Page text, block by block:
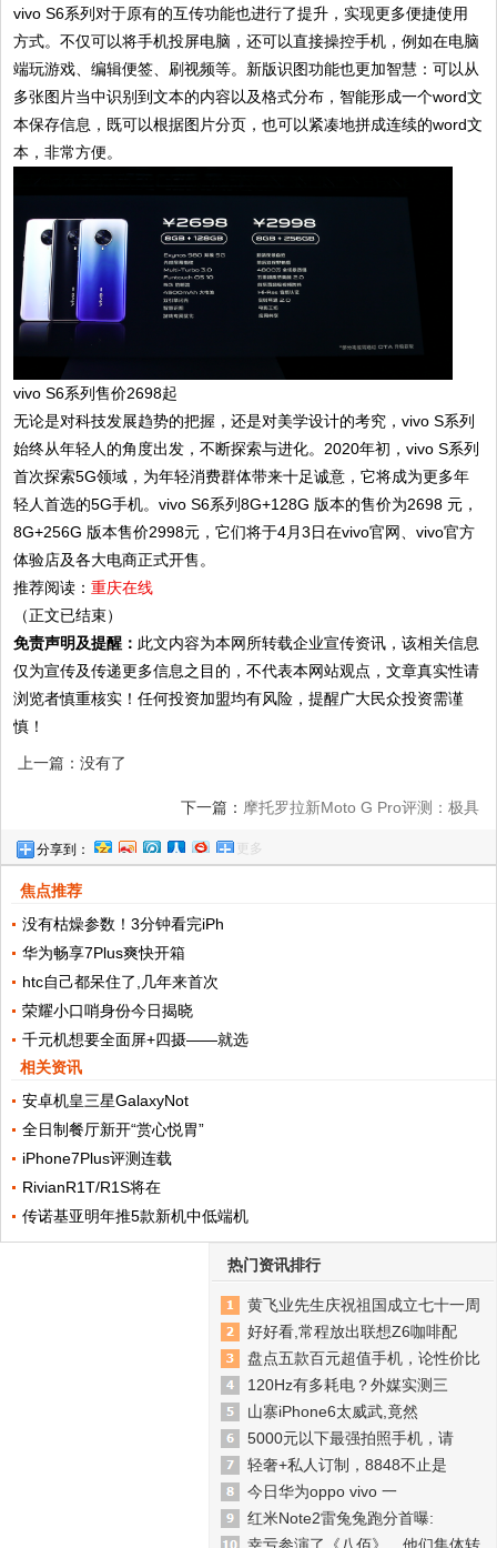
vivo S6系列对于原有的互传功能也进行了提升，实现更多便捷使用
方式。不仅可以将手机投屏电脑，还可以直接操控手机，例如在电脑
端玩游戏、编辑便签、刷视频等。新版识图功能也更加智慧：可以从
多张图片当中识别到文本的内容以及格式分布，智能形成一个word文
本保存信息，既可以根据图片分页，也可以紧凑地拼成连续的word文
本，非常方便。
vivo S6系列售价2698起
无论是对科技发展趋势的把握，还是对美学设计的考究，vivo S系列
始终从年轻人的角度出发，不断探索与进化。2020年初，vivo S系列
首次探索5G领域，为年轻消费群体带来十足诚意，它将成为更多年
轻人首选的5G手机。vivo S6系列8G+128G 版本的售价为2698 元，
8G+256G 版本售价2998元，它们将于4月3日在vivo官网、vivo官方
体验店及各大电商正式开售。
推荐阅读：重庆在线
（正文已结束）
免责声明及提醒： 此文内容为本网所转载企业宣传资讯，该相关信息
仅为宣传及传递更多信息之目的，不代表本网站观点，文章真实性请
浏览者慎重核实！任何投资加盟均有风险，提醒广大民众投资需谨
慎！
上一篇：没有了
下一篇： 摩托罗拉新Moto G Pro评测：极具
分享到： 更多
焦点推荐
没有枯燥参数！3分钟看完iPh
华为畅享7Plus爽快开箱
htc自己都呆住了,几年来首次
荣耀小口哨身份今日揭晓
千元机想要全面屏+四摄——就选
相关资讯
安卓机皇三星GalaxyNot
全日制餐厅新开“赏心悦胃”
iPhone7Plus评测连载
RivianR1T/R1S将在
传诺基亚明年推5款新机中低端机
热门资讯排行
黄飞业先生庆祝祖国成立七十一周
好好看,常程放出联想Z6咖啡配
盘点五款百元超值手机，论性价比
120Hz有多耗电？外媒实测三
山寨iPhone6太威武,竟然
5000元以下最强拍照手机，请
轻奢+私人订制，8848不止是
今日华为oppo vivo 一
红米Note2雷兔兔跑分首曝: